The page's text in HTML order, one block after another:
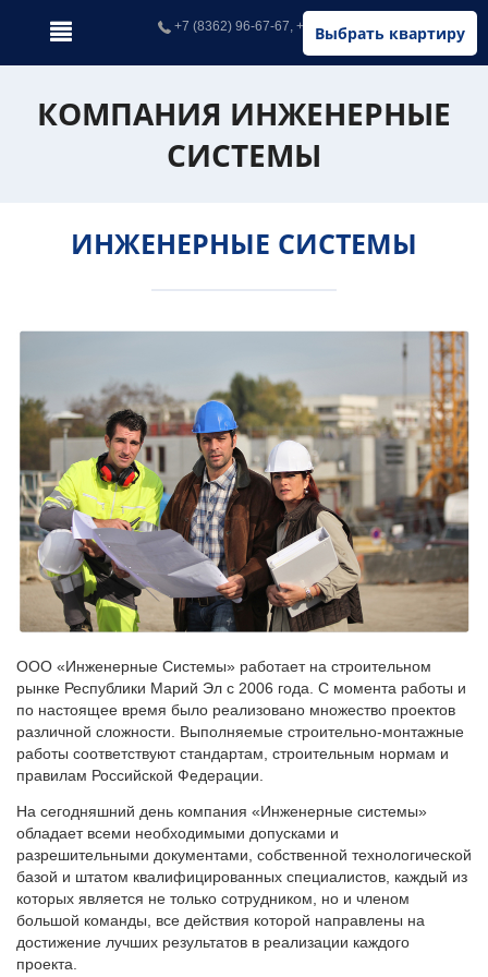
Выбрать квартиру
+7 (8362) 96-67-67, +7 (902) 326-67-67
КОМПАНИЯ ИНЖЕНЕРНЫЕ
СИСТЕМЫ
ИНЖЕНЕРНЫЕ СИСТЕМЫ
ООО «Инженерные Системы» работает на строительном
рынке Республики Марий Эл с 2006 года. С момента работы и
по настоящее время было реализовано множество проектов
различной сложности. Выполняемые строительно-монтажные
работы соответствуют стандартам, строительным нормам и
правилам Российской Федерации.
На сегодняшний день компания «Инженерные системы»
обладает всеми необходимыми допусками и
разрешительными документами, собственной технологической
базой и штатом квалифицированных специалистов, каждый из
которых является не только сотрудником, но и членом
большой команды, все действия которой направлены на
достижение лучших результатов в реализации каждого
проекта.